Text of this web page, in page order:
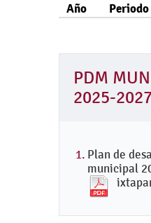
Año Periodo
PDM
2025-2027
Plan de
municipal